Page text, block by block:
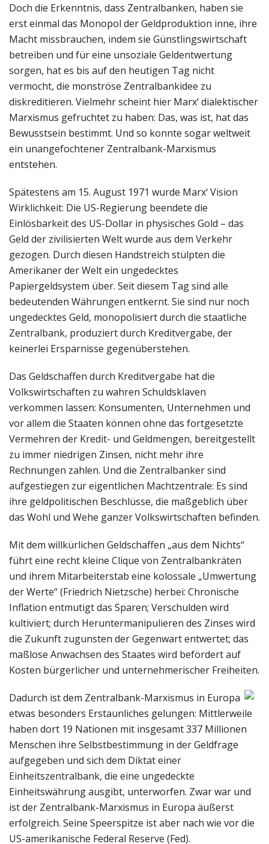
Doch die Erkenntnis, dass Zentralbanken, haben sie
erst einmal das Monopol der Geldproduktion inne, ihre
Macht missbrauchen, indem sie Günstlingswirtschaft
betreiben und für eine unsoziale Geldentwertung
sorgen, hat es bis auf den heutigen Tag nicht
vermocht, die monströse Zentralbankidee zu
diskreditieren. Vielmehr scheint hier Marx‘ dialektischer
Marxismus gefruchtet zu haben: Das, was ist, hat das
Bewusstsein bestimmt. Und so konnte sogar weltweit
ein unangefochtener Zentralbank-Marxismus
entstehen.
Spätestens am 15. August 1971 wurde Marx‘ Vision
Wirklichkeit: Die US-Regierung beendete die
Einlösbarkeit des US-Dollar in physisches Gold – das
Geld der zivilisierten Welt wurde aus dem Verkehr
gezogen. Durch diesen Handstreich stülpten die
Amerikaner der Welt ein ungedecktes
Papiergeldsystem über. Seit diesem Tag sind alle
bedeutenden Währungen entkernt. Sie sind nur noch
ungedecktes Geld, monopolisiert durch die staatliche
Zentralbank, produziert durch Kreditvergabe, der
keinerlei Ersparnisse gegenüberstehen.
Das Geldschaffen durch Kreditvergabe hat die
Volkswirtschaften zu wahren Schuldsklaven
verkommen lassen: Konsumenten, Unternehmen und
vor allem die Staaten können ohne das fortgesetzte
Vermehren der Kredit- und Geldmengen, bereitgestellt
zu immer niedrigen Zinsen, nicht mehr ihre
Rechnungen zahlen. Und die Zentralbanker sind
aufgestiegen zur eigentlichen Machtzentrale: Es sind
ihre geldpolitischen Beschlüsse, die maßgeblich über
das Wohl und Wehe ganzer Volkswirtschaften befinden.
Mit dem willkürlichen Geldschaffen „aus dem Nichts“
führt eine recht kleine Clique von Zentralbankräten
und ihrem Mitarbeiterstab eine kolossale „Umwertung
der Werte“ (Friedrich Nietzsche) herbei: Chronische
Inflation entmutigt das Sparen; Verschulden wird
kultiviert; durch Heruntermanipulieren des Zinses wird
die Zukunft zugunsten der Gegenwart entwertet; das
maßlose Anwachsen des Staates wird befördert auf
Kosten bürgerlicher und unternehmerischer Freiheiten.
Dadurch ist dem Zentralbank-Marxismus in Europa
etwas besonders Erstaunliches gelungen: Mittlerweile
haben dort 19 Nationen mit insgesamt 337 Millionen
Menschen ihre Selbstbestimmung in der Geldfrage
aufgegeben und sich dem Diktat einer
Einheitszentralbank, die eine ungedeckte
Einheitswährung ausgibt, unterworfen. Zwar war und
ist der Zentralbank-Marxismus in Europa äußerst
erfolgreich. Seine Speerspitze ist aber nach wie vor die
US-amerikanische Federal Reserve (Fed).